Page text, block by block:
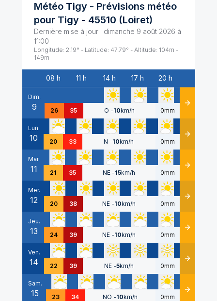
Météo Tigy- Prévisions météo
pour Tigy- 45510 (Loiret)
Dernière mise à jour : dimanche 9 août 2026 à
11:00
Longitude: 2.19° - Latitude: 47.79° - Altitude: 104m -
149m
Date
08 h 11 h 14 h 17 h 20 h
Dim.
9 26 35 O -10km/h 0mm Détails
Lun.
10 20 33 N -10km/h 0mm Détails
Mar.
11 21 35 NE -15km/h 0mm Détails
Mer.
12 20 38 NE -10km/h 0mm Détails
Jeu.
13 24 39 NE -10km/h 0mm Détails
Ven.
14 22 39 NE -5km/h 0mm Détails
Sam.
15 23 34 NO -10km/h 0mm Détails